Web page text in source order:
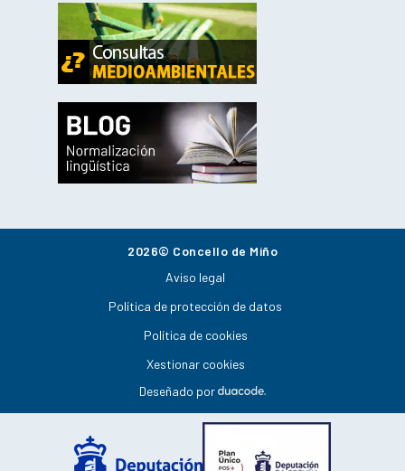
2026© Concello de Miño
Aviso legal
Política de protección de datos
Política de cookies
Xestionar cookies
Deseñado por